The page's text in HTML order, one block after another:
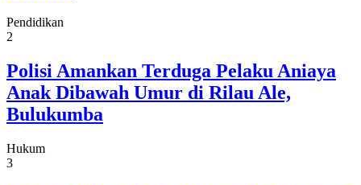
Pendidikan
2
Polisi Amankan Terduga Pelaku Aniaya
Anak Dibawah Umur di Rilau Ale,
Bulukumba
Hukum
3